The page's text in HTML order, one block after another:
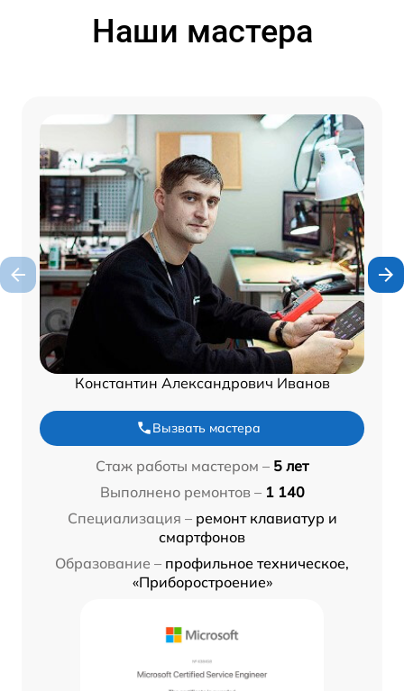
Наши мастера
Константин Александрович Иванов
Вызвать мастера
Стаж работы мастером – 5 лет
Выполнено ремонтов – 1 140
Специализация – ремонт клавиатур и
смартфонов
Образование – профильное техническое,
«Приборостроение»